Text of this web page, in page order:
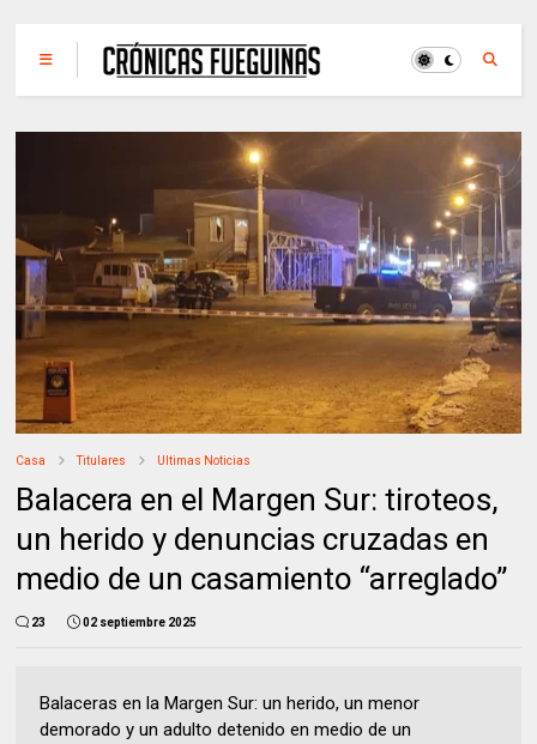
Casa Titulares Ultimas Noticias
Balacera en el Margen Sur: tiroteos,
un herido y denuncias cruzadas en
medio de un casamiento “arreglado”
23 02 septiembre 2025
Balaceras en la Margen Sur: un herido, un menor
demorado y un adulto detenido en medio de un